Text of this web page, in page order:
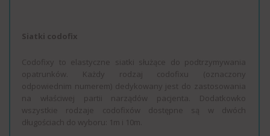
Siatki codofix
Codofixy to elastyczne siatki służące do podtrzymywania
opatrunków. Każdy rodzaj codofixu (oznaczony
odpowiednim numerem) dedykowany jest do zastosowania
na właściwej partii narządów pacjenta. Dodatkowko
wszystkie rodzaje codofixów dostępne są w dwóch
długościach do wyboru: 1m i 10m.